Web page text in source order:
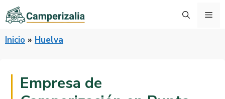
Saltar
al
Inicio » Huelva
Empresa de